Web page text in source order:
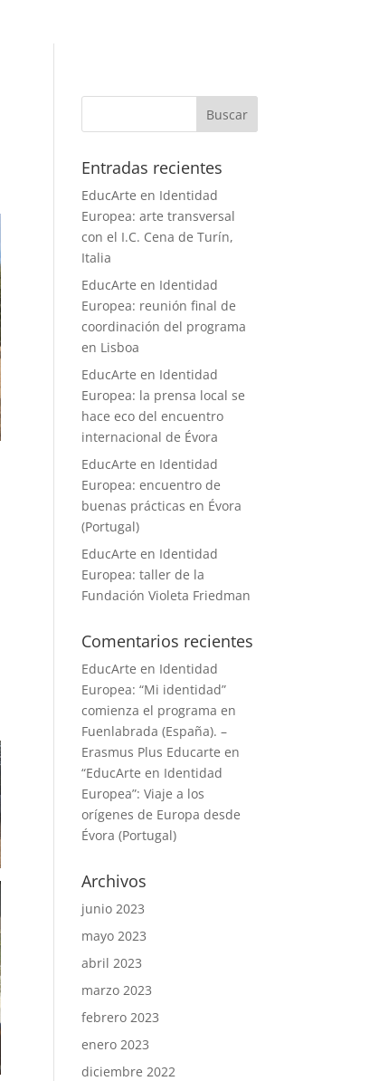
Entradas recientes
EducArte en Identidad
Europea: arte transversal
con el I.C. Cena de Turín,
Italia
EducArte en Identidad
Europea: reunión final de
coordinación del programa
en Lisboa
EducArte en Identidad
Europea: la prensa local se
hace eco del encuentro
internacional de Évora
EducArte en Identidad
Europea: encuentro de
buenas prácticas en Évora
(Portugal)
EducArte en Identidad
Europea: taller de la
Fundación Violeta Friedman
Comentarios recientes
EducArte en Identidad
Europea: “Mi identidad”
comienza el programa en
Fuenlabrada (España). –
Erasmus Plus Educarte en
“EducArte en Identidad
Europea”: Viaje a los
orígenes de Europa desde
Évora (Portugal)
Archivos
junio 2023
mayo 2023
abril 2023
marzo 2023
febrero 2023
enero 2023
diciembre 2022